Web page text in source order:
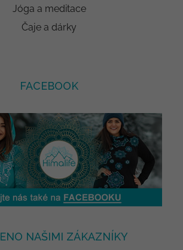
Jóga a meditace
Čaje a dárky
FACEBOOK
NAŠIMI ZÁKAZNÍKY